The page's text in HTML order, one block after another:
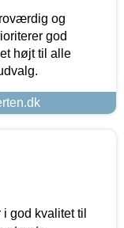
og
god
højt til alle
god kvalitet til